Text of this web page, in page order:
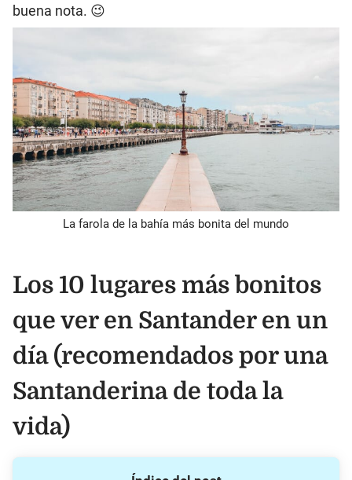
buena nota. 😉
La farola de la bahía más bonita del mundo
Los 10 lugares más bonitos
que ver en Santander en un
día (recomendados por una
Santanderina de toda la
vida)